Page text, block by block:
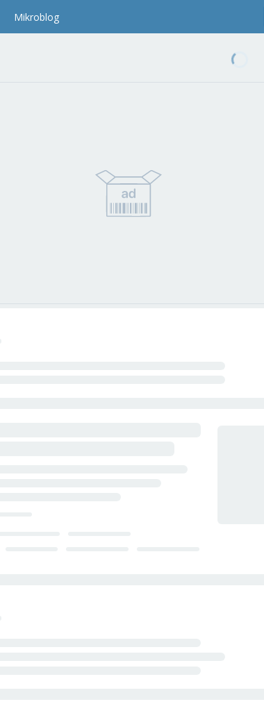
Mikroblog